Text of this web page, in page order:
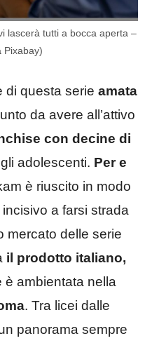
lascerà tutti a bocca aperta –
Pixabay)
di questa serie amata
da avere all’attivo
con decine di
adolescenti. Per e
è riuscito in modo
a farsi strada
mercato delle serie
il prodotto italiano,
è ambientata nella
. Tra licei dalle
panorama sempre